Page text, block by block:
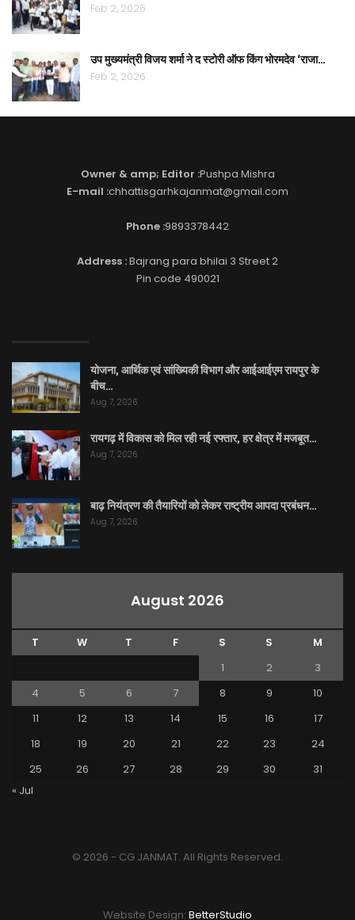
Feb 2, 2026
उप मुख्यमंत्री विजय शर्मा ने द स्टोरी ऑफ किंग भोरमदेव ‘राजा…
Feb 2, 2026
Owner & amp; Editor :Pushpa Mishra
E-mail :chhattisgarhkajanmat@gmail.com
Phone :9893378442
Address :Bajrang para bhilai 3 Street 2
Pin code 490021
योजना, आर्थिक एवं सांख्यिकी विभाग और आईआईएम रायपुर के
बीच…
Aug 7, 2026
रायगढ़ में विकास को मिल रही नई रफ्तार, हर क्षेत्र में मजबूत…
Aug 7, 2026
बाढ़ नियंत्रण की तैयारियों को लेकर राष्ट्रीय आपदा प्रबंधन…
Aug 7, 2026
August 2026
T W T F S S
M
1
2
3
4
5 6 7 8 9
10
11
12 13 14 15 16
17
18
19 20 21 22 23
24
25
26 27 28 29 30
31
« Jul
© 2026 - CG JANMAT. All Rights Reserved.
Website Design: BetterStudio